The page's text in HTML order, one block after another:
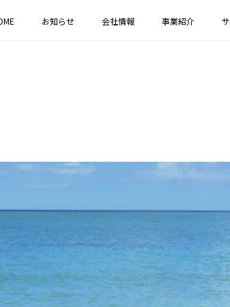
お知らせ 会社情報 事業紹介